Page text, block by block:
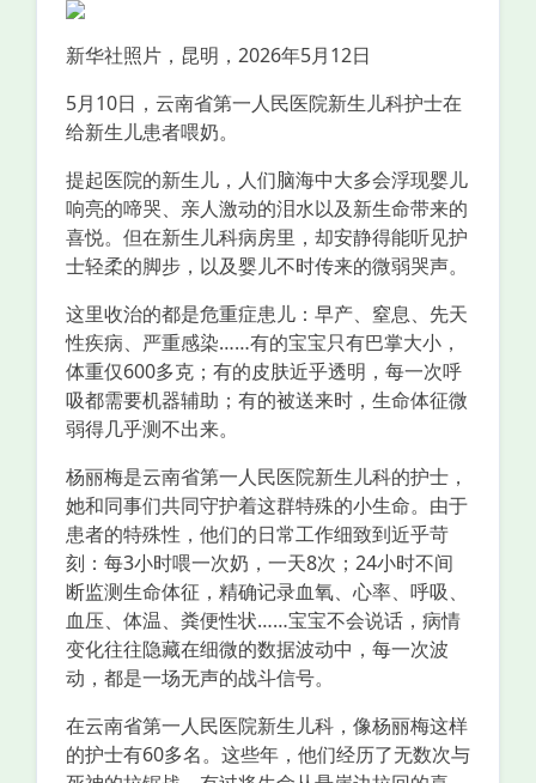
新华社照片，昆明，2026年5月12日
5月10日，云南省第一人民医院新生儿科护士在
给新生儿患者喂奶。
提起医院的新生儿，人们脑海中大多会浮现婴儿
响亮的啼哭、亲人激动的泪水以及新生命带来的
喜悦。但在新生儿科病房里，却安静得能听见护
士轻柔的脚步，以及婴儿不时传来的微弱哭声。
这里收治的都是危重症患儿：早产、窒息、先天
性疾病、严重感染……有的宝宝只有巴掌大小，
体重仅600多克；有的皮肤近乎透明，每一次呼
吸都需要机器辅助；有的被送来时，生命体征微
弱得几乎测不出来。
杨丽梅是云南省第一人民医院新生儿科的护士，
她和同事们共同守护着这群特殊的小生命。由于
患者的特殊性，他们的日常工作细致到近乎苛
刻：每3小时喂一次奶，一天8次；24小时不间
断监测生命体征，精确记录血氧、心率、呼吸、
血压、体温、粪便性状……宝宝不会说话，病情
变化往往隐藏在细微的数据波动中，每一次波
动，都是一场无声的战斗信号。
在云南省第一人民医院新生儿科，像杨丽梅这样
的护士有60多名。这些年，他们经历了无数次与